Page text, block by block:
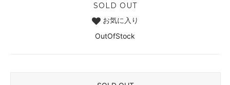
SOLD OUT
お気に入り
OutOfStock